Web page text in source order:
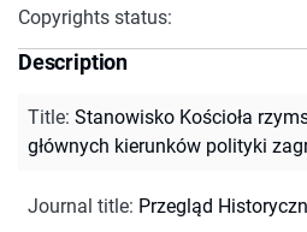
Copyrights status:
Description
Title: Stanowisko Kościoła
głównych kierunków polityki
Journal title: Przegląd